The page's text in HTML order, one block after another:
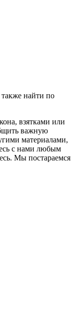
найти по
взятками или
важную
материалами,
с нами любым
Мы постараемся